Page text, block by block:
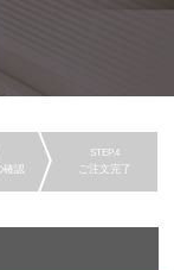
確認 ご注文完了